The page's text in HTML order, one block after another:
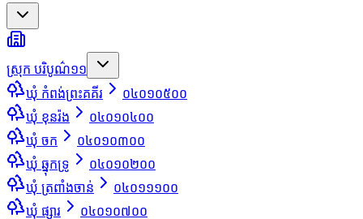
ស្រុក បរិបូណ៌១១
ឃុំ កំពង់ព្រះគគីរ
០៤០១០៥០០
ឃុំ ខុនរ៉ង
០៤០១០៤០០
ឃុំ ចក
០៤០១០៣០០
ឃុំ ឆ្នុកទ្រូ
០៤០១០២០០
ឃុំ ត្រពាំងចាន់
០៤០១១១០០
ឃុំ ផ្សារ
០៤០១០៧០០